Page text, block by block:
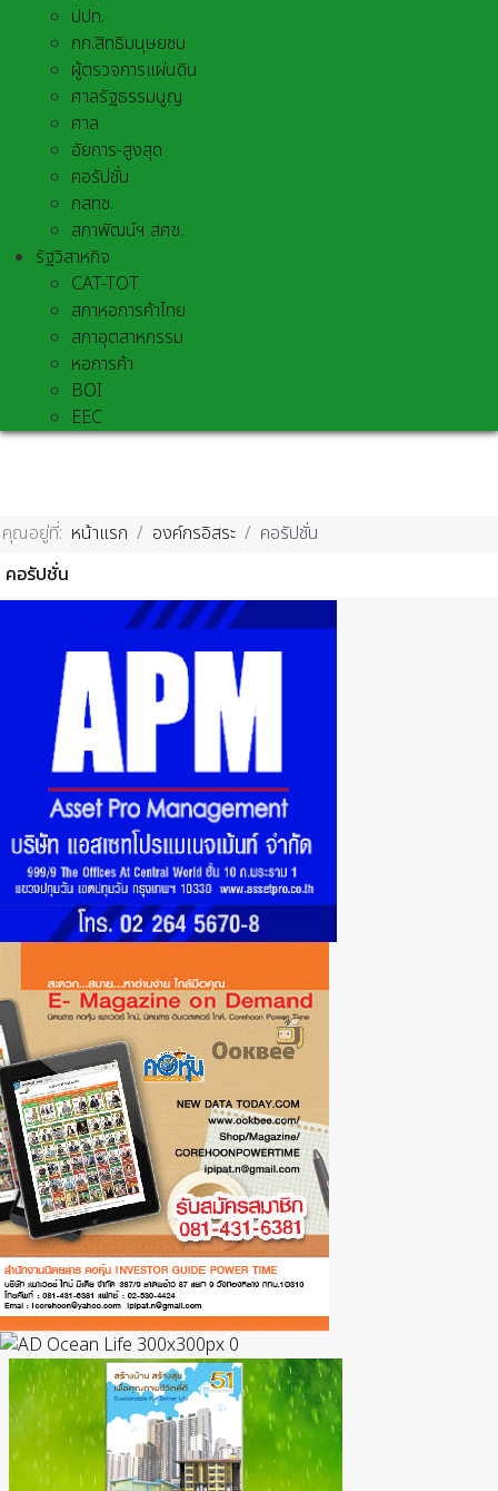
ปปท.
กก.สิทธิมนุษยชน
ผู้ตรวจการแผ่นดิน
ศาลรัฐธรรมนูญ
ศาล
อัยการ-สูงสุด
คอรัปชั่น
กสทช.
สภาพัฒน์ฯ สศช.
รัฐวิสาหกิจ
CAT-TOT
สภาหอการค้าไทย
สภาอุตสาหกรรม
หอการค้า
BOI
EEC
คุณอยู่ที่: หน้าแรก องค์กรอิสระ
คอรัปชั่น
คอรัปชั่น